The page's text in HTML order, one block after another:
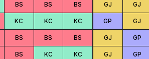
BS BS BS
KC KC KC
BS BS BS
BS KC KC
GJ GJ
GP GJ
GJ GP
GJ GP